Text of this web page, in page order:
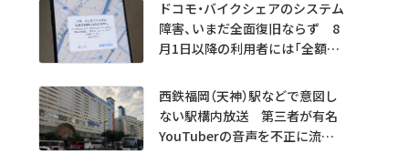
ドコモ・バイクシェアのシステム
障害、いまだ全面復旧ならず 8
月1日以降の利用者には「全額返
西鉄福岡（天神）駅などで意図し
ない駅構内放送 第三者が有名
YouTuberの音声を不正に流し